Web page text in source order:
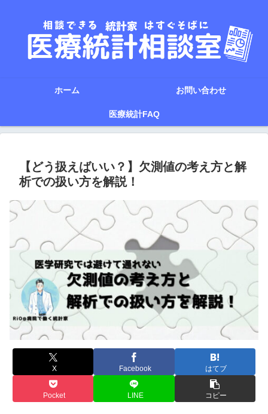
ホーム お問い合わせ
医療統計FAQ
【どう扱えばいい？】欠測値の考え方と解
析での扱い方を解説！
X Facebook はてブ
Pocket LINE コピー